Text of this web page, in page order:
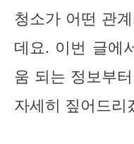
청소가 어떤 관
데요. 이번 글에
움 되는 정보부
자세히 짚어드리